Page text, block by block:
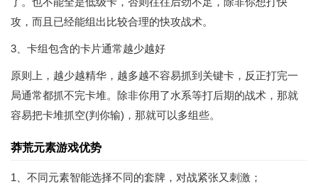
攻，而且已经能组出比较合理的快攻战术。
3、卡组包含的卡片通常越少越好
原则上，越少越精华，越多越不容易抓到关键卡，反正打完一
局通常都抓不完卡堆。除非你用了水系等打后期的战术，那就
容易把卡堆抓空(判你输)，那就可以多组些。
莽荒元素游戏优势
1、不同元素智能选择不同的套牌，对战紧张又刺激；